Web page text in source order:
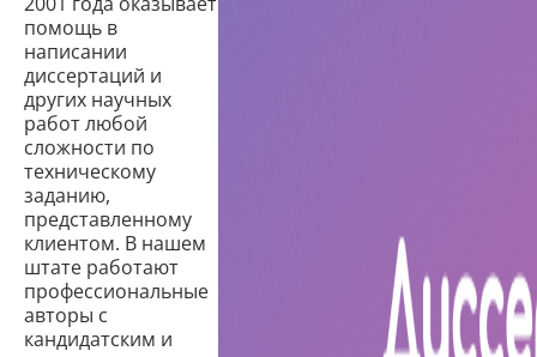
помощь в
написании
диссертаций и
других научных
работ любой
сложности по
техническому
заданию,
представленному
клиентом. В нашем
штате работают
профессиональные
авторы с
кандидатским и